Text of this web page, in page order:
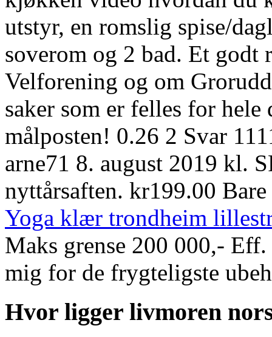
utstyr, en romslig spise/
soverom og 2 bad. Et godt
Velforening og om
saker som er felles for hele
målposten! 0.26 2 Svar
arne71 8. august 2019 kl.
nyttårsaften. kr199.00
Yoga klær trondheim
Maks grense 200 000,-
mig for de frygteligste
Hvor ligger livmoren